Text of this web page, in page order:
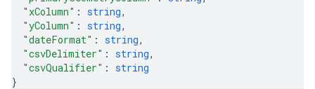
"xColumn" : string,
"yColumn" : string,
"dateFormat" : string,
"csvDelimiter" : string,
"csvQualifier" : string
}